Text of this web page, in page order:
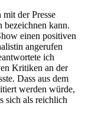
der Presse
bezeichnen kann.
einen positiven
angerufen
ich
Kritiken an der
Dass aus dem
werden würde,
sich als reichlich